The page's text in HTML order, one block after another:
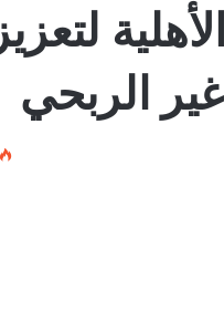
لتعزيز
الربحي